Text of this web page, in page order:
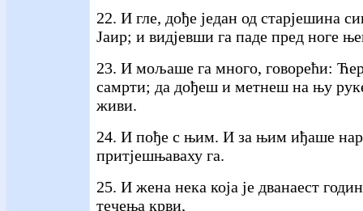
22. И гле, дође један од старјешина
Јаир; и видјевши га паде пред ноге
23. И мољаше га много, говорећи:
самрти; да дођеш и метнеш на њу
живи.
24. И пође с њим. И за њим иђаше
притјешњаваху га.
25. И жена нека која је дванаест
течења крви,